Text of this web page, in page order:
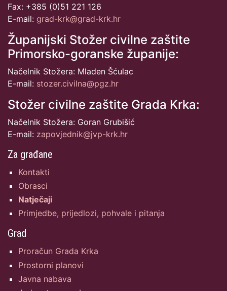
Fax: +385 (0)51 221 126
E-mail: grad-krk@grad-krk.hr
Županijski Stožer civilne zaštite
Primorsko-goranske županije:
Načelnik Stožera: Mladen Šćulac
E-mail: stozer.civilna@pgz.hr
Stožer civilne zaštite Grada Krka:
Načelnik Stožera: Goran Grubišić
E-mail: zapovjednik@jvp-krk.hr
Za građane
Kontakti
Obrasci
Natječaji
Primjedbe, prijedlozi, pohvale i pitanja
Grad
Proračun Grada Krka
Prostorni planovi
Javna nabava